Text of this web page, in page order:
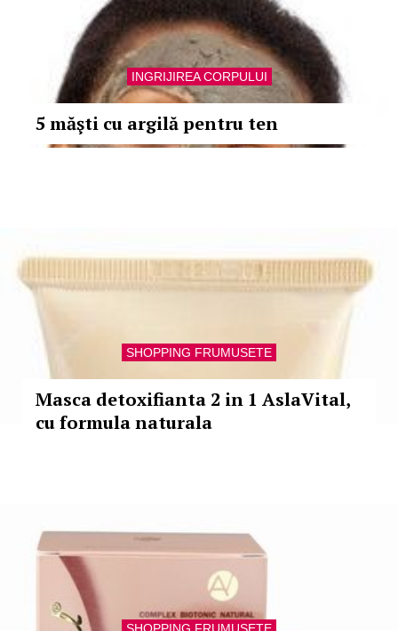
INGRIJIREA CORPULUI
5 măşti cu argilă pentru ten
SHOPPING FRUMUSETE
Masca detoxifianta 2 in 1 AslaVital,
cu formula naturala